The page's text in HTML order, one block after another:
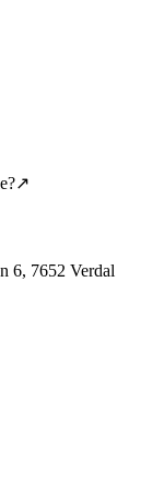
↗
6, 7652 Verdal